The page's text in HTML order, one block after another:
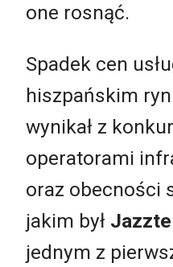
one rosnąć.
Spadek cen
hiszpańskim
wynikał z
operatorami
oraz obecności
jakim był
jednym z